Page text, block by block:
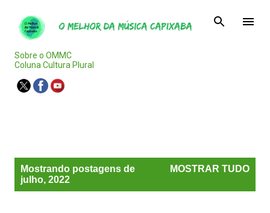
Sobre o OMMC
Coluna Cultura Plural
Mostrando postagens de
julho, 2022
MOSTRAR TUDO